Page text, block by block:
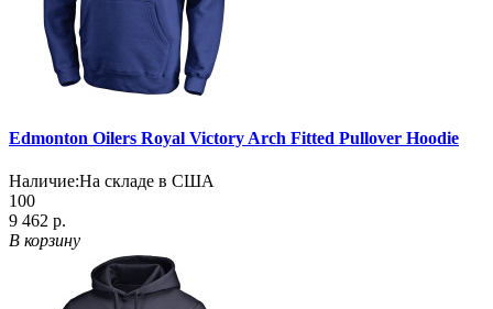
Edmonton Oilers Royal Victory Arch Fitted Pullover Hoodie
Наличие:На складе в США
100
9 462 р.
В корзину